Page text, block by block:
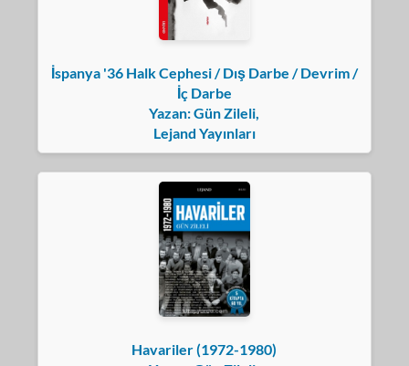
İspanya '36 Halk Cephesi / Dış Darbe / Devrim /
İç Darbe
Yazan: Gün Zileli,
Lejand Yayınları
Havariler (1972-1980)